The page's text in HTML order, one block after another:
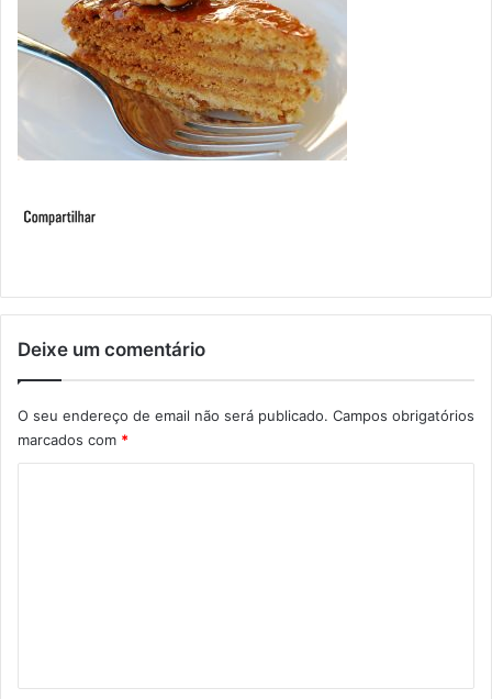
Deixe um comentário
O seu endereço de email não será publicado. Campos obrigatórios
marcados com *